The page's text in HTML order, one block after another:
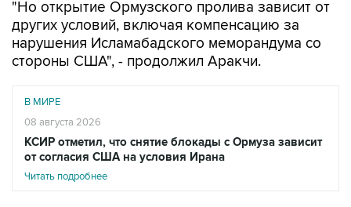
нарушения Исламабадского меморандума со
стороны США", - продолжил Аракчи.
В МИРЕ
КСИР отметил, что снятие блокады с Ормуза зависит
от согласия США на условия Ирана
Читать подробнее
Он отметил, что в данный момент идет речь о